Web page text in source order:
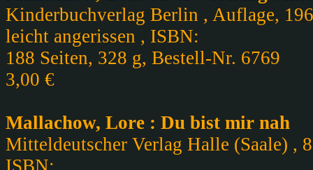
Kinderbuchverlag Berlin , Auflage,
leicht angerissen , ISBN:
188 Seiten, 328 g, Bestell-Nr. 6769
3,00 €
Mallachow, Lore : Du bist mir nah
Mitteldeutscher Verlag Halle (Saale) ,